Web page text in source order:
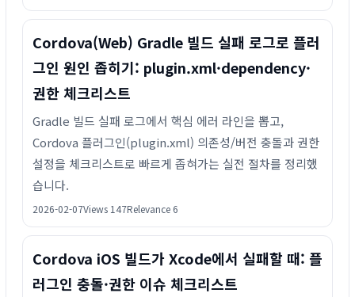
Cordova(Web) Gradle 빌드 실패 로그로 플러
그인 원인 좁히기: plugin.xml·dependency·
권한 체크리스트
Gradle 빌드 실패 로그에서 핵심 에러 라인을 뽑고,
Cordova 플러그인(plugin.xml) 의존성/버전 충돌과 권한
설정을 체크리스트로 빠르게 좁혀가는 실전 절차를 정리했
습니다.
2026-02-07Views 147Relevance 6
Cordova iOS 빌드가 Xcode에서 실패할 때: 플
러그인 충돌·권한 이슈 체크리스트